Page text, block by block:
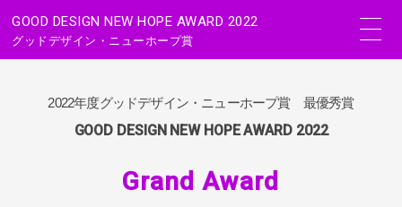
GOOD DESIGN NEW HOPE AWARD 2022
グッドデザイン・ニューホープ賞
2022年度グッドデザイン・ニューホープ賞 最優秀賞
GOOD DESIGN NEW HOPE AWARD 2022
Grand Award